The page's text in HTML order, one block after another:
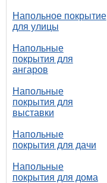
Напольное покрытие
для улицы
Напольные
покрытия для
ангаров
Напольные
покрытия для
выставки
Напольные
покрытия для дачи
Напольные
покрытия для дома